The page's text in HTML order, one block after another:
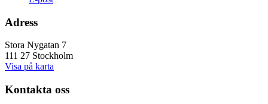
Adress
Stora Nygatan 7
111 27 Stockholm
Visa på karta
Kontakta oss